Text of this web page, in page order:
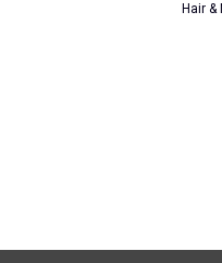
Hair &